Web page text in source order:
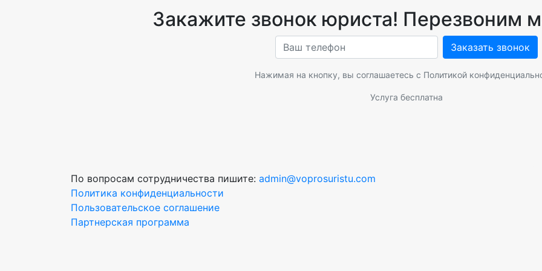
Закажите звонок юриста! Перезвоним
Заказать звонок
Нажимая на кнопку, вы соглашаетесь с Политикой
Услуга бесплатна
По вопросам сотрудничества пишите: admin@voprosuristu.com
Политика конфиденциальности
Пользовательское соглашение
Партнерская программа